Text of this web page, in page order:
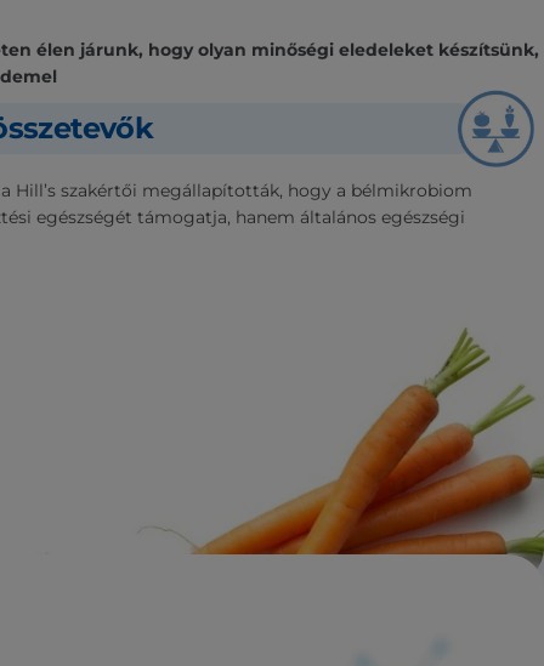
élen járunk, hogy olyan minőségi eledeleket készítsünk,
Hill’s szakértői megállapították, hogy a bélmikrobiom
egészségét támogatja, hanem általános egészségi